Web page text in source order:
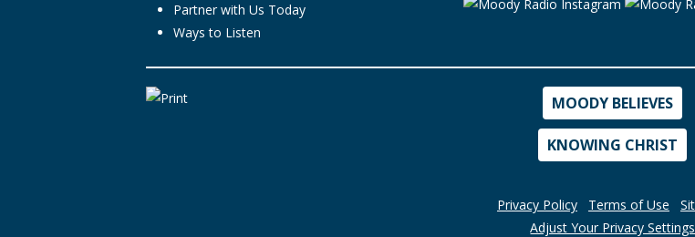
Partner with Us Today
Ways to Listen
MOODY BELIEVES
KNOWING CHRIST
Privacy Policy Terms of Use
Adjust Your Privacy Settings